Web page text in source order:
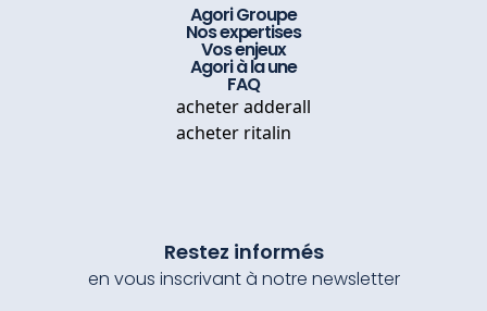
Agori Groupe
Nos expertises
Vos enjeux
Agori à la une
FAQ
acheter adderall
acheter ritalin
Restez informés
en vous inscrivant à notre newsletter